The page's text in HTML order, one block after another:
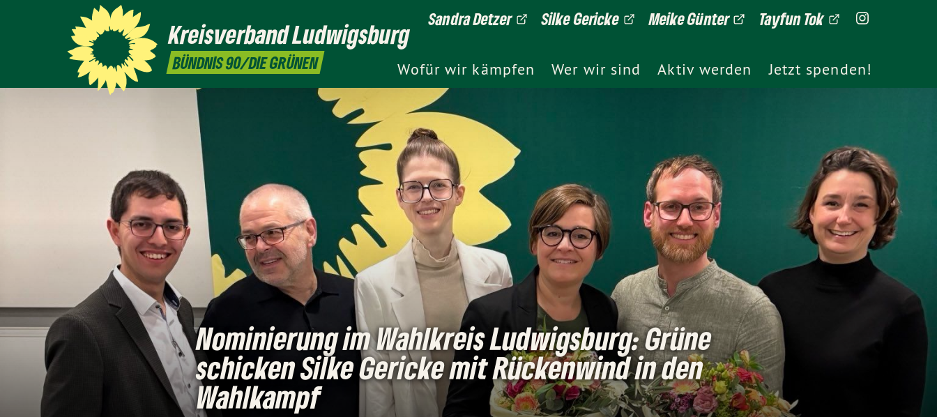
KreisverbandLudwigsburg
BÜNDNIS 90/DIE GRÜNEN
Sandra Detzer Silke Gericke Meike Günter Tayfun Tok
Wofür wir kämpfen Wer wir sind Aktiv werden Jetzt spenden!
Nominierung im Wahlkreis Ludwigsburg: Grüne
schicken Silke Gericke mit Rückenwind in den
Wahlkampf